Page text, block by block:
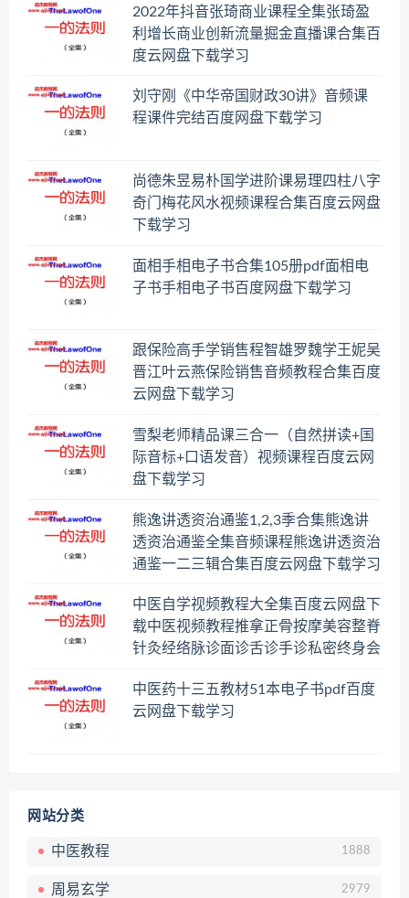
2022年抖音张琦商业课程全集张琦盈
利增长商业创新流量掘金直播课合集百
度云网盘下载学习
刘守刚《中华帝国财政30讲》音频课
程课件完结百度网盘下载学习
尚德朱昱易朴国学进阶课易理四柱八字
奇门梅花风水视频课程合集百度云网盘
下载学习
面相手相电子书合集105册pdf面相电
子书手相电子书百度网盘下载学习
跟保险高手学销售程智雄罗魏学王妮吴
晋江叶云燕保险销售音频教程合集百度
云网盘下载学习
雪梨老师精品课三合一（自然拼读+国
际音标+口语发音）视频课程百度云网
盘下载学习
熊逸讲透资治通鉴1,2,3季合集熊逸讲
透资治通鉴全集音频课程熊逸讲透资治
通鉴一二三辑合集百度云网盘下载学习
中医自学视频教程大全集百度云网盘下
载中医视频教程推拿正骨按摩美容整脊
针灸经络脉诊面诊舌诊手诊私密终身会
中医药十三五教材51本电子书pdf百度
云网盘下载学习
网站分类
中医教程 1888
周易玄学 2979